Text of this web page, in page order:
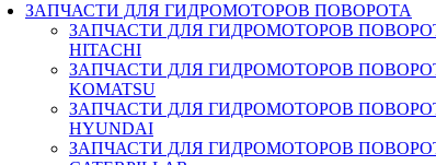
ЗАПЧАСТИ ДЛЯ ГИДРОМОТОРОВ ПОВОРОТА
ЗАПЧАСТИ ДЛЯ ГИДРОМОТОРОВ
HITACHI
ЗАПЧАСТИ ДЛЯ ГИДРОМОТОРОВ
KOMATSU
ЗАПЧАСТИ ДЛЯ ГИДРОМОТОРОВ
HYUNDAI
ЗАПЧАСТИ ДЛЯ ГИДРОМОТОРОВ